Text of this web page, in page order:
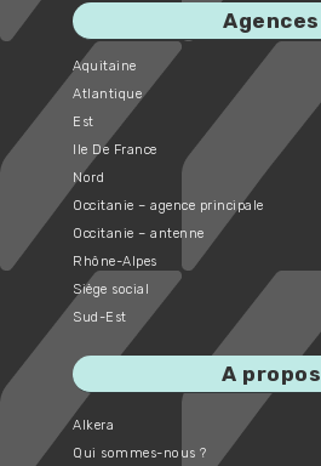
Agences
Aquitaine
Atlantique
Est
Ile De France
Nord
Occitanie – agence principale
Occitanie – antenne
Rhône-Alpes
Siège social
Sud-Est
A propos
Alkera
Qui sommes-nous ?